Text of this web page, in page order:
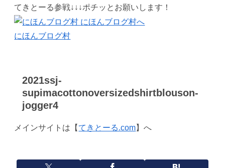
てきとーる参戦↓↓↓ポチッとお願いします！
にほんブログ村
2021ssj-
supimacottonoversizedshirtblouson-
jogger4
メインサイトは【てきとーる.com】へ